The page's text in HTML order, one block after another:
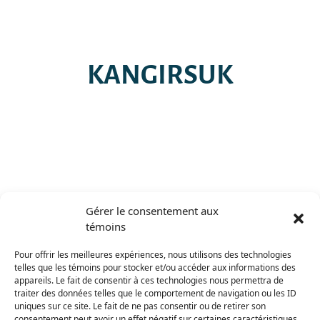
Gérer le consentement aux
témoins
Pour offrir les meilleures expériences, nous utilisons des technologies
telles que les témoins pour stocker et/ou accéder aux informations des
appareils. Le fait de consentir à ces technologies nous permettra de
traiter des données telles que le comportement de navigation ou les ID
uniques sur ce site. Le fait de ne pas consentir ou de retirer son
KANGIRSUK
KANGIQSUJUAQ